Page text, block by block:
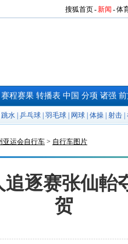
搜狐首页-新闻 -体
赛程赛果 转播表 中国 分项 诸强
跳水 乒乓球 羽毛球 网球 体操 射击
亚运会自行车 > 自行车图片
追逐赛张仙軩
贺